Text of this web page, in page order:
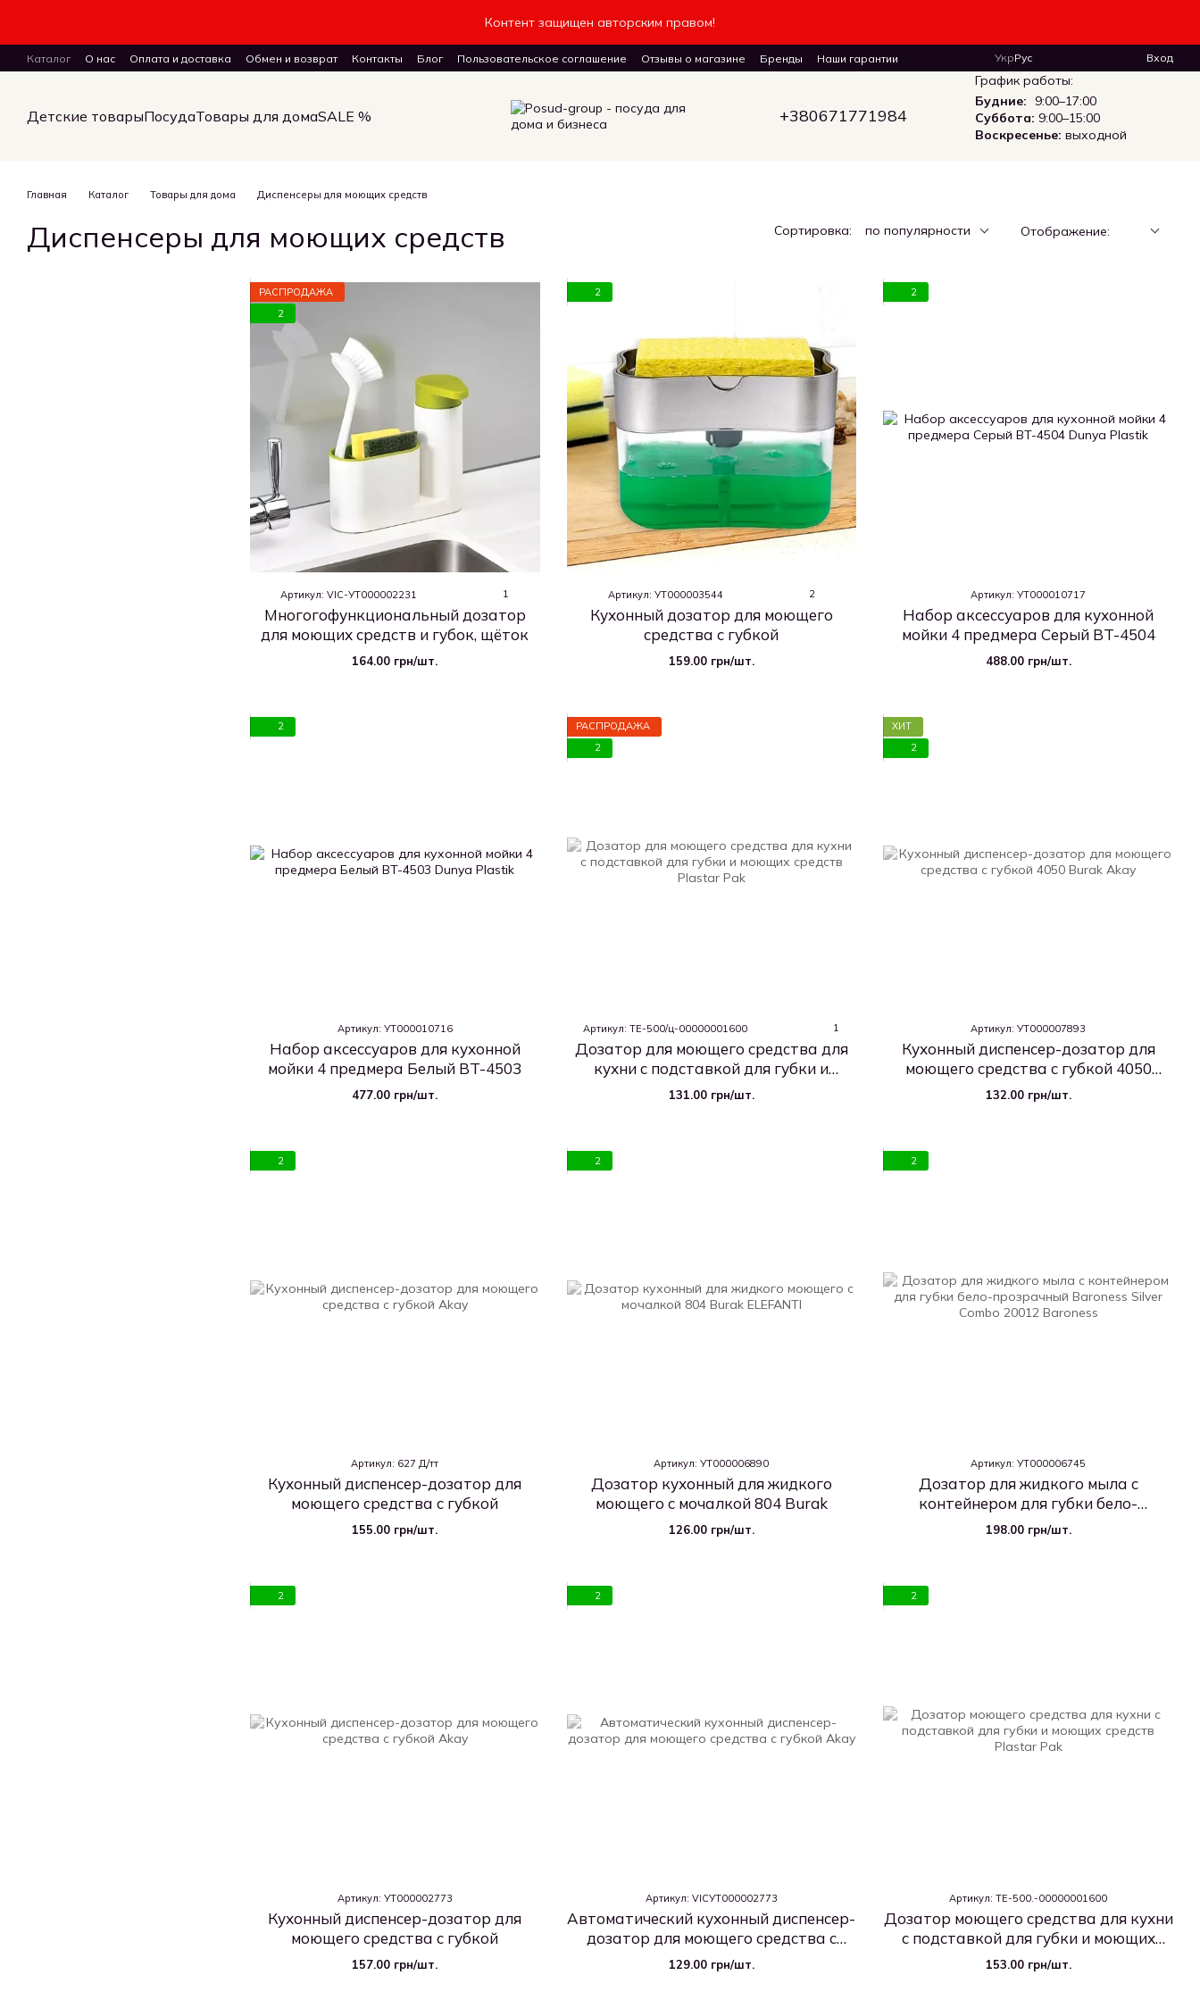
Контент защищен авторским правом!
Каталог О нас Оплата и доставка Обмен и возврат Контакты Блог Пользовательское соглашение Отзывы о магазине Бренды
Наши гарантии
ПУБЛИЧНЫЙ ДОГОВОР (ОФЕРТА) на заказ, куплю-продажу и доставку товаров
УкрРус Вход
Детские товарыПосудаТовары для домаSALE % +380671771984
График работы:
Будние:
9:00–17:00
Суббота: 9:00–15:00
Воскресенье: выходной
Главная Каталог Товары для дома Диспенсеры для моющих средств
Диспенсеры для моющих средств Сортировка: по популярности Отображение:
РАСПРОДАЖА
2
Артикул: VIC-УТ000002231 1
Многогофункциональный дозатор
для моющих средств и губок, щёток
164.00 грн/шт.
2
Артикул: УТ000003544 2
Кухонный дозатор для моющего
средства с губкой
159.00 грн/шт.
2
Артикул: УТ000010717
Набор аксессуаров для кухонной
мойки 4 предмера Серый BT-4504
488.00 грн/шт.
2
Артикул: УТ000010716
Набор аксессуаров для кухонной
мойки 4 предмера Белый BT-4503
477.00 грн/шт.
РАСПРОДАЖА
2
Артикул: TE-500/ц-00000001600 1
Дозатор для моющего средства для
кухни с подставкой для губки и
моющих средств
131.00 грн/шт.
ХИТ
2
Артикул: УТ000007893
Кухонный диспенсер-дозатор для
моющего средства с губкой 4050
Burak
132.00 грн/шт.
2
Артикул: 627 Д/тт
Кухонный диспенсер-дозатор для
моющего средства с губкой
155.00 грн/шт.
2
Артикул: УТ000006890
Дозатор кухонный для жидкого
моющего с мочалкой 804 Burak
126.00 грн/шт.
2
Артикул: УТ000006745
Дозатор для жидкого мыла с
контейнером для губки бело-
прозрачный Baroness Silver Combo
20012
198.00 грн/шт.
2
Артикул: УТ000002773
Кухонный диспенсер-дозатор для
моющего средства с губкой
157.00 грн/шт.
2
Артикул: VICУТ000002773
Автоматический кухонный диспенсер-
дозатор для моющего средства с
губкой
129.00 грн/шт.
2
Артикул: TE-500.-00000001600
Дозатор моющего средства для кухни
с подставкой для губки и моющих
средств
153.00 грн/шт.